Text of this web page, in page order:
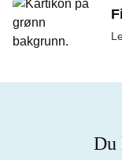
Du